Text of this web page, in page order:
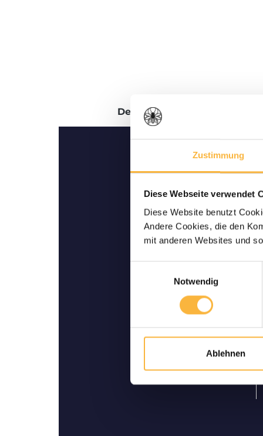
Zustimmung
Diese Webseite verwendet
Diese Website benutzt
Andere Cookies, die den
mit anderen Websites und
Notwendig
Ablehnen
Description
Garantie de
Jusqu’à votre domicile: